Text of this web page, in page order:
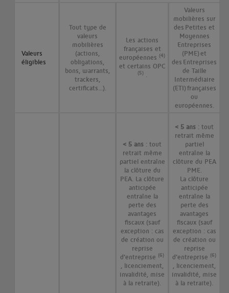
Valeurs
éligibles
Tout type de
valeurs
mobilières
(actions,
obligations,
bons, warrants,
trackers,
certificats...).
Les actions
françaises et
européennes (4)
et certains OPC
(5).
Valeurs
mobilières sur
des Petites et
Moyennes
Entreprises
(PME) et
des Entreprises
de Taille
Intermédiaire
(ETI) françaises
ou
européennes.
< 5 ans : tout
retrait même
partiel entraîne
la clôture du
PEA. La clôture
anticipée
entraîne la
perte des
avantages
fiscaux (sauf
exception : cas
de création ou
reprise
d’entreprise (6)
, licenciement,
invalidité, mise
à la retraite).
< 5 ans : tout
retrait même
partiel
entraîne la
clôture du PEA
PME.
La clôture
anticipée
entraîne la
perte des
avantages
fiscaux (sauf
exception : cas
de création ou
reprise
d’entreprise (6)
, licenciement,
invalidité, mise
à la retraite).